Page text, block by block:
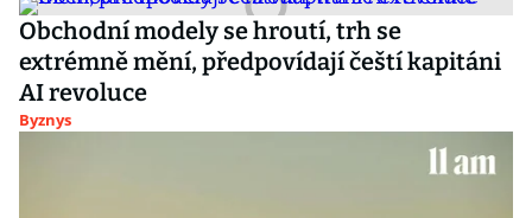
Obchodní modely se hroutí, trh se
extrémně mění, předpovídají čeští kapitáni
AI revoluce
Byznys